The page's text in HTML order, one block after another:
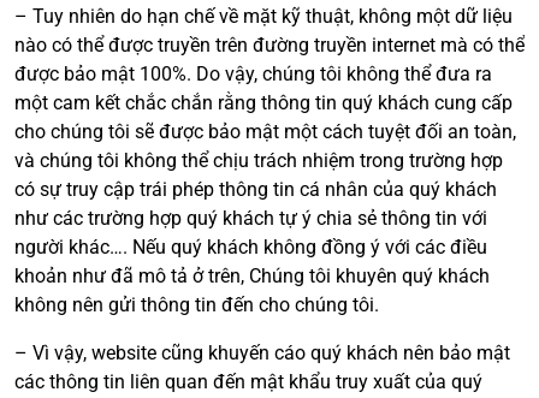
– Tuy nhiên do hạn chế về mặt kỹ thuật, không một dữ liệu
nào có thể được truyền trên đường truyền internet mà có thể
được bảo mật 100%. Do vậy, chúng tôi không thể đưa ra
một cam kết chắc chắn rằng thông tin quý khách cung cấp
cho chúng tôi sẽ được bảo mật một cách tuyệt đối an toàn,
và chúng tôi không thể chịu trách nhiệm trong trường hợp
có sự truy cập trái phép thông tin cá nhân của quý khách
như các trường hợp quý khách tự ý chia sẻ thông tin với
người khác…. Nếu quý khách không đồng ý với các điều
khoản như đã mô tả ở trên, Chúng tôi khuyên quý khách
không nên gửi thông tin đến cho chúng tôi.
– Vì vậy, website cũng khuyến cáo quý khách nên bảo mật
các thông tin liên quan đến mật khẩu truy xuất của quý